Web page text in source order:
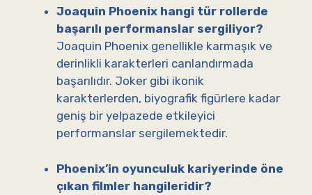
Joaquin Phoenix hangi tür rollerde
başarılı performanslar sergiliyor?
Joaquin Phoenix genellikle karmaşık ve
derinlikli karakterleri canlandırmada
başarılıdır. Joker gibi ikonik
karakterlerden, biyografik figürlere kadar
geniş bir yelpazede etkileyici
performanslar sergilemektedir.
Phoenix’in oyunculuk kariyerinde öne
çıkan filmler hangileridir?